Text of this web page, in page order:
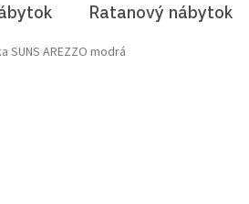
Ratanový nábytok
SUNS AREZZO modrá